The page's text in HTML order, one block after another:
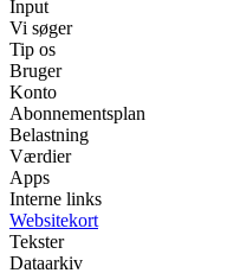
Input
Vi søger
Tip os
Bruger
Konto
Abonnementsplan
Belastning
Værdier
Apps
Interne links
Websitekort
Tekster
Dataarkiv